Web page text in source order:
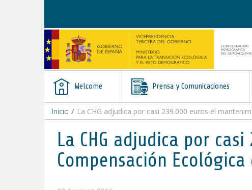
Welcome Prensa y Comunicaciones
Inicio / La CHG adjudica por casi 239.000 euros el
La CHG adjudica por
Compensación